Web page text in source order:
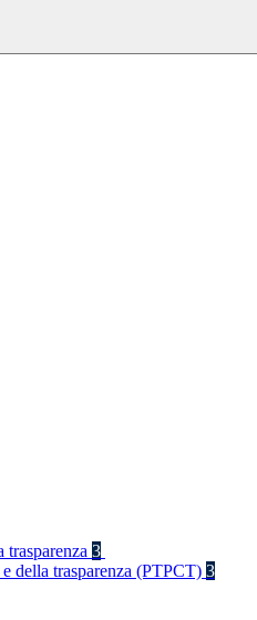
3
della trasparenza (PTPCT) 3